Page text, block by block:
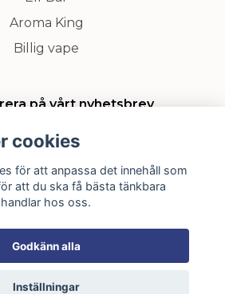
Aroma King
Billig vape
på vårt nyhetsbrev
& säker handel
cookies
för att anpassa det innehåll som
att du ska få bästa tänkbara
hos oss.
Godkänn alla
Inställningar